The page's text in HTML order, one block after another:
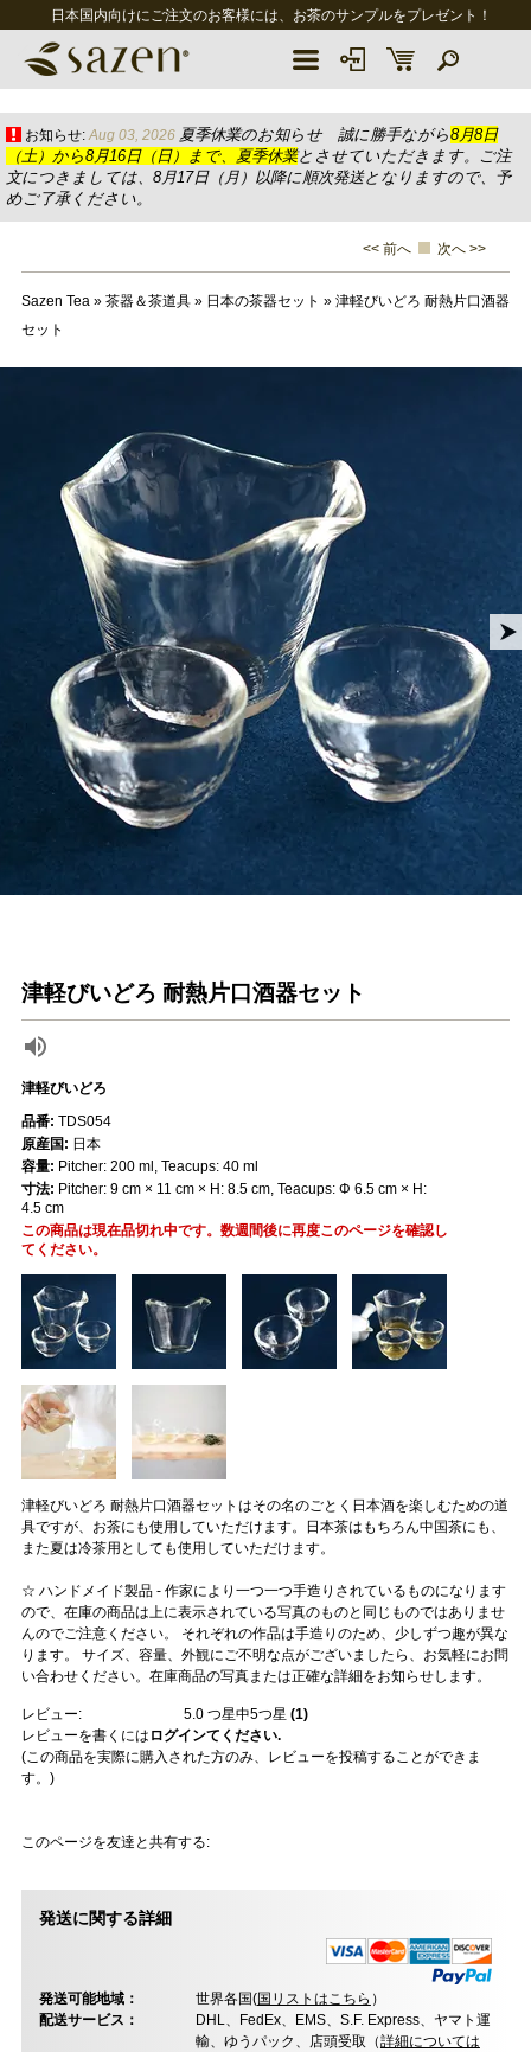
日本国内向けにご注文のお客様には、お茶のサンプルをプレゼント！
お知らせ: Aug 03, 2026 夏季休業のお知らせ 誠に勝手ながら8月8日
（土）から8月16日（日）まで、夏季休業とさせていただきます。ご注
文につきましては、8月17日（月）以降に順次発送となりますので、予
めご了承ください。
<< 前へ 次へ >>
Sazen Tea» 茶器＆茶道具» 日本の茶器セット » 津軽びいどろ 耐熱片口酒器
セット
津軽びいどろ 耐熱片口酒器セット
津軽びいどろ
津軽びいどろ 耐熱片口酒器セットはその名のごとく日本酒を楽しむための道
具ですが、お茶にも使用していただけます。日本茶はもちろん中国茶にも、
また夏は冷茶用としても使用していただけます。
☆ ハンドメイド製品 - 作家により一つ一つ手造りされているものになります
ので、在庫の商品は上に表示されている写真のものと同じものではありませ
んのでご注意ください。 それぞれの作品は手造りのため、少しずつ趣が異な
ります。 サイズ、容量、外観にご不明な点がございましたら、お気軽にお問
い合わせください。在庫商品の写真または正確な詳細をお知らせします。
レビュー: 5.0つ星中5つ星 (1)
レビューを書くには ログインてください.
(この商品を実際に購入された方のみ、レビューを投稿することができま
す。)
このページを友達と共有する:
品番: TDS054
原産国: 日本
容量: Pitcher: 200 ml, Teacups: 40 ml
寸法: Pitcher: 9 cm × 11 cm × H: 8.5 cm, Teacups: Φ 6.5 cm × H:
4.5 cm
この商品は現在品切れ中です。数週間後に再度このページを確認し
てください。
発送に関する詳細
発送可能地域： 世界各国(国リストはこちら ）
配送サービス：
DHL、FedEx、EMS、S.F. Express、ヤマト運
輸、ゆうパック、店頭受取（詳細については